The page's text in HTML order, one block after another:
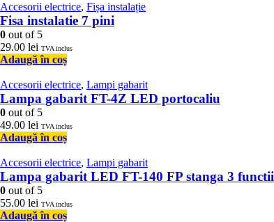
Accesorii electrice, Fișa instalație
Fisa instalatie 7 pini
0 out of 5
29.00 lei TVA inclus
Adaugă în coș
Accesorii electrice, Lampi gabarit
Lampa gabarit FT-4Z LED portocaliu
0 out of 5
49.00 lei TVA inclus
Adaugă în coș
Accesorii electrice, Lampi gabarit
Lampa gabarit LED FT-140 FP stanga 3 functii
0 out of 5
55.00 lei TVA inclus
Adaugă în coș